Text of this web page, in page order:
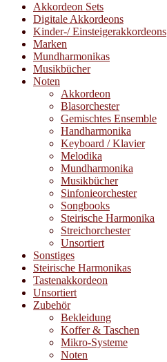
Akkordeon Sets
Digitale Akkordeons
Kinder-/ Einsteigerakkordeons
Marken
Mundharmonikas
Musikbücher
Noten
Akkordeon
Blasorchester
Gemischtes Ensemble
Handharmonika
Keyboard / Klavier
Melodika
Mundharmonika
Musikbücher
Sinfonieorchester
Songbooks
Steirische Harmonika
Streichorchester
Unsortiert
Sonstiges
Steirische Harmonikas
Tastenakkordeon
Unsortiert
Zubehör
Bekleidung
Koffer & Taschen
Mikro-Systeme
Noten